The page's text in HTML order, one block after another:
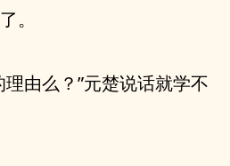
。
由么？”元楚说话就学不